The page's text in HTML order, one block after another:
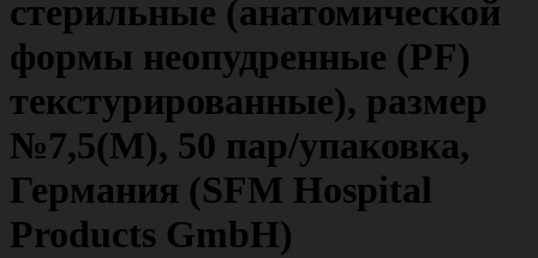
стерильные (анатомической
формы неопудренные (PF)
текстурированные), размер
№7,5(M), 50 пар/упаковка,
Германия (SFM Hospital
Products GmbH)